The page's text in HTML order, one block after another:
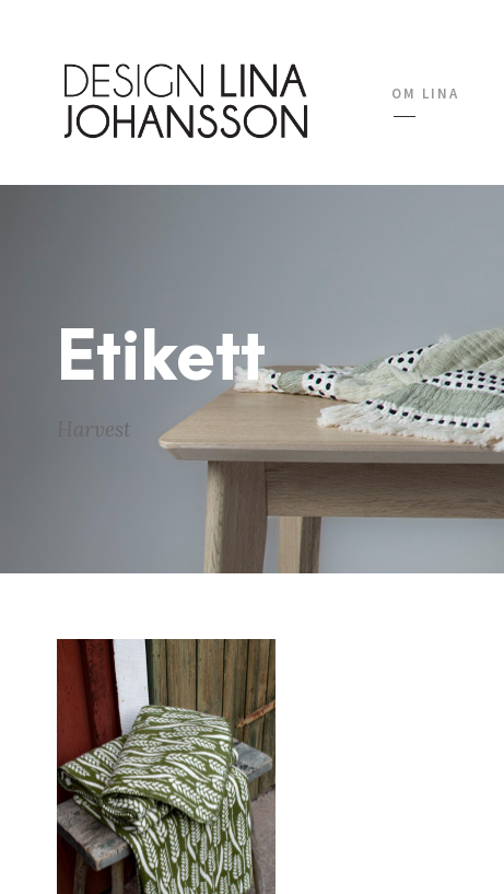
OM LINA
Etikett
Harvest